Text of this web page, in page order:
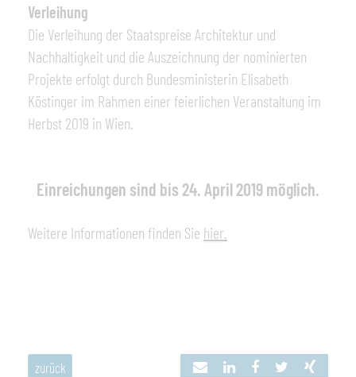
Verleihung
Die Verleihung der Staatspreise Architektur und
Nachhaltigkeit und die Auszeichnung der nominierten
Projekte erfolgt durch Bundesministerin Elisabeth
Köstinger im Rahmen einer feierlichen Veranstaltung im
Herbst 2019 in Wien.
Einreichungen sind bis 24. April 2019 möglich.
Weitere Informationen finden Sie hier.
zurück